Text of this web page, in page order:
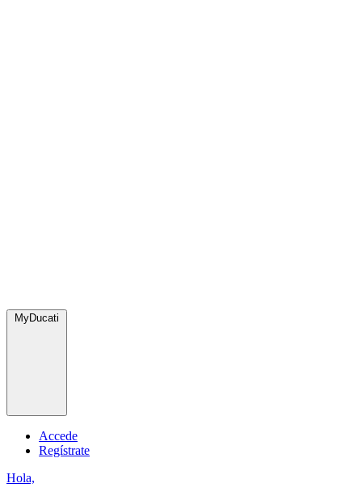
MyDucati
Accede
Regístrate
Hola,